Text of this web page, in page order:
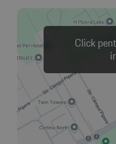
Click